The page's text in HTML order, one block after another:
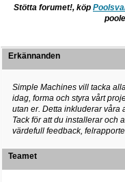
Stötta forumet!, köp
Erkännanden
Simple Machines vill tacka
idag, forma och styra vårt
utan er. Detta inkluderar våra
Tack för att du installerar och
värdefull feedback,
Teamet